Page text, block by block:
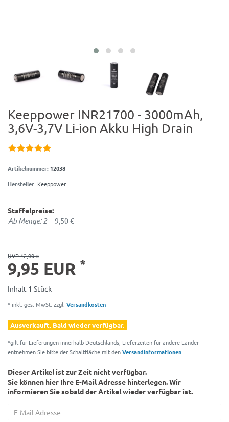
Keeppower INR21700 - 3000mAh,
3,6V-3,7V Li-ion Akku High Drain
Artikelnummer: 12038
Hersteller: Keeppower
Staffelpreise:
Ab Menge: 2 9,50 €
UVP 12,90 €
9,95 EUR *
Inhalt 1 Stück
* inkl. ges. MwSt. zzgl. Versandkosten
Ausverkauft. Bald wieder verfügbar.
*gilt für Lieferungen innerhalb Deutschlands, Lieferzeiten für andere Länder
entnehmen Sie bitte der Schaltfläche mit denVersandinformationen
Dieser Artikel ist zur Zeit nicht verfügbar.
Sie können hier Ihre E-Mail Adresse hinterlegen. Wir
informieren Sie sobald der Artikel wieder verfügbar ist.